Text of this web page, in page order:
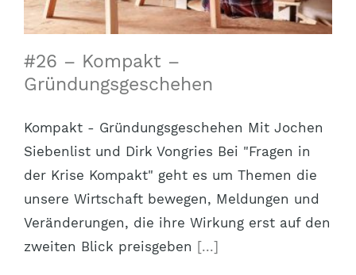
#26 – Kompakt –
Gründungsgeschehen
Kompakt - Gründungsgeschehen Mit Jochen
Siebenlist und Dirk Vongries Bei "Fragen in
der Krise Kompakt" geht es um Themen die
unsere Wirtschaft bewegen, Meldungen und
Veränderungen, die ihre Wirkung erst auf den
zweiten Blick preisgeben [...]